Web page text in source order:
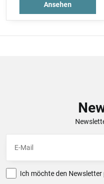
Ansehen
Ich möchte den Newsletter